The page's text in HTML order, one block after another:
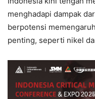
menghadapi dampak
berpotensi
penting, seperti nikel